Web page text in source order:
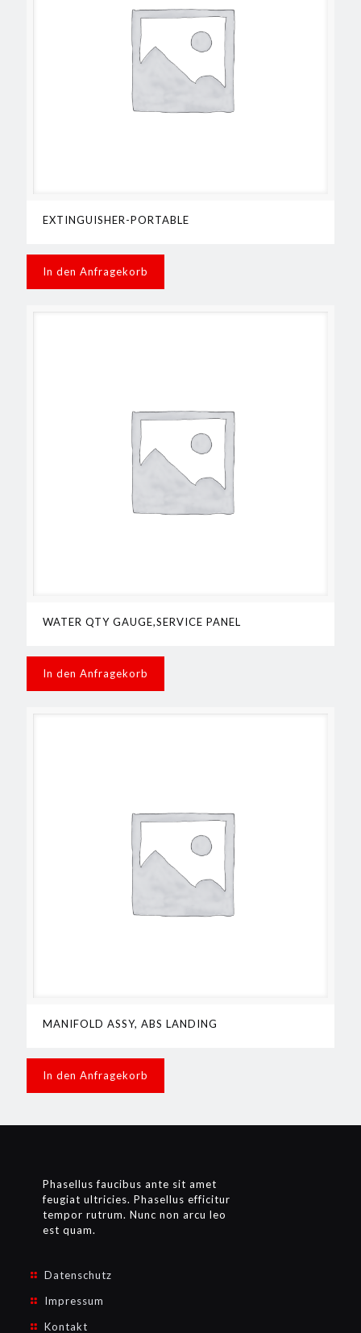
EXTINGUISHER-PORTABLE
In den Anfragekorb
WATER QTY GAUGE,SERVICE PANEL
In den Anfragekorb
MANIFOLD ASSY, ABS LANDING
In den Anfragekorb
Phasellus faucibus ante sit amet
feugiat ultricies. Phasellus efficitur
tempor rutrum. Nunc non arcu leo
est quam.
Datenschutz
Impressum
Kontakt